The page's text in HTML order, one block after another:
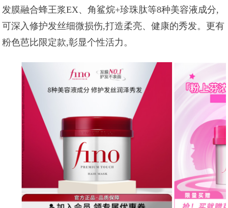
发膜融合蜂王浆EX、角鲨烷+珍珠肽等8种美容液成分,
可深入修护发丝细微损伤,打造柔亮、健康的秀发。更有
粉色芭比限定款,彰显个性活力。